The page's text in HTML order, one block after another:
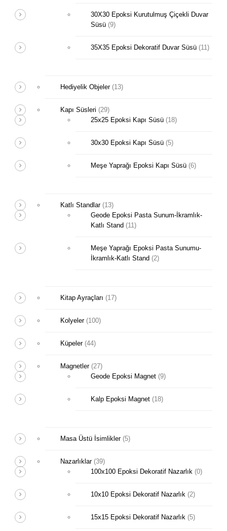
30X30 Epoksi Kurutulmuş Çiçekli Duvar
Süsü (9)
35X35 Epoksi Dekoratif Duvar Süsü (11)
Hediyelik Objeler (13)
Kapı Süsleri (29)
25x25 Epoksi Kapı Süsü (18)
30x30 Epoksi Kapı Süsü (5)
Meşe Yaprağı Epoksi Kapı Süsü (6)
Katlı Standlar (13)
Geode Epoksi Pasta Sunum-İkramlık-
Katlı Stand (11)
Meşe Yaprağı Epoksi Pasta Sunumu-
İkramlık-Katlı Stand (2)
Kitap Ayraçları (17)
Kolyeler (100)
Küpeler (44)
Magnetler (27)
Geode Epoksi Magnet (9)
Kalp Epoksi Magnet (18)
Masa Üstü İsimlikler (5)
Nazarlıklar (39)
100x100 Epoksi Dekoratif Nazarlık (0)
10x10 Epoksi Dekoratif Nazarlık (2)
15x15 Epoksi Dekoratif Nazarlık (5)